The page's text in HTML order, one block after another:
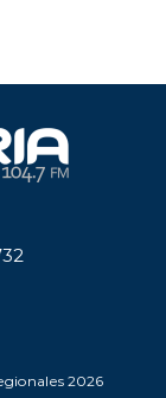
2026